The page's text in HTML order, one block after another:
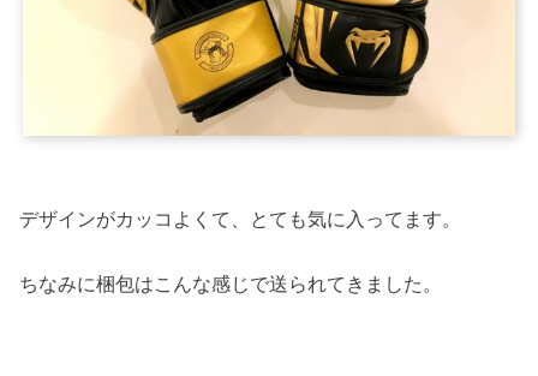
デザインがカッコよくて、とても気に入ってます。
ちなみに梱包はこんな感じで送られてきました。